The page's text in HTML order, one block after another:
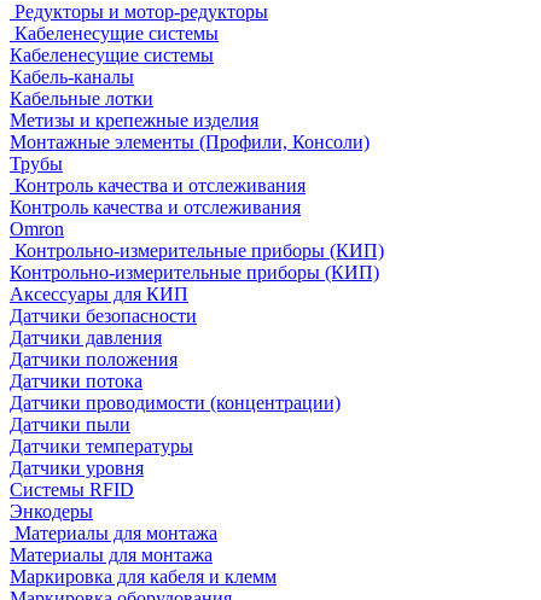
Редукторы и мотор-редукторы
Кабеленесущие системы
Кабеленесущие системы
Кабель-каналы
Кабельные лотки
Метизы и крепежные изделия
Монтажные элементы (Профили, Консоли)
Трубы
Контроль качества и отслеживания
Контроль качества и отслеживания
Omron
Контрольно-измерительные приборы (КИП)
Контрольно-измерительные приборы (КИП)
Аксессуары для КИП
Датчики безопасности
Датчики давления
Датчики положения
Датчики потока
Датчики проводимости (концентрации)
Датчики пыли
Датчики температуры
Датчики уровня
Системы RFID
Энкодеры
Материалы для монтажа
Материалы для монтажа
Маркировка для кабеля и клемм